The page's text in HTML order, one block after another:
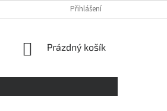
VŠE O NÁKUPU
Přihlášení
NÁKUPNÍ
Prázdný košík